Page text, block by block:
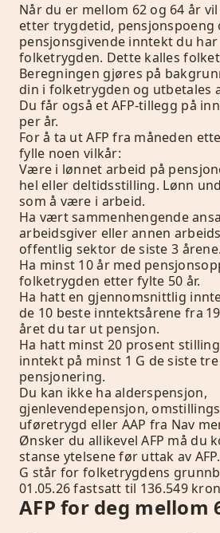
Når du er mellom 62 og 64 år
etter trygdetid, pensjonspoeng
pensjonsgivende inntekt du
folketrygden. Dette kalles
Beregningen gjøres på
din i folketrygden og utbetales
Du får også et AFP-tillegg på
per år.
For å ta ut AFP fra måneden
fylle noen vilkår:
Være i lønnet arbeid på
hel eller deltidsstilling. Lønn
som å være i arbeid.
Ha vært sammenhengende
arbeidsgiver eller annen
offentlig sektor de siste 3 årene.
Ha minst 10 år med
folketrygden etter fylte 50 år.
Ha hatt en gjennomsnittlig
de 10 beste inntektsårene fra
året du tar ut pensjon.
Ha hatt minst 20 prosent
inntekt på minst 1 G de siste
pensjonering.
Du kan ikke ha alderspensjon,
gjenlevendepensjon,
uføretrygd eller AAP fra Nav
Ønsker du allikevel AFP må du
stanse ytelsene før uttak av AFP.
G står for folketrygdens
01.05.26 fastsatt til 136.549
AFP for deg mellom